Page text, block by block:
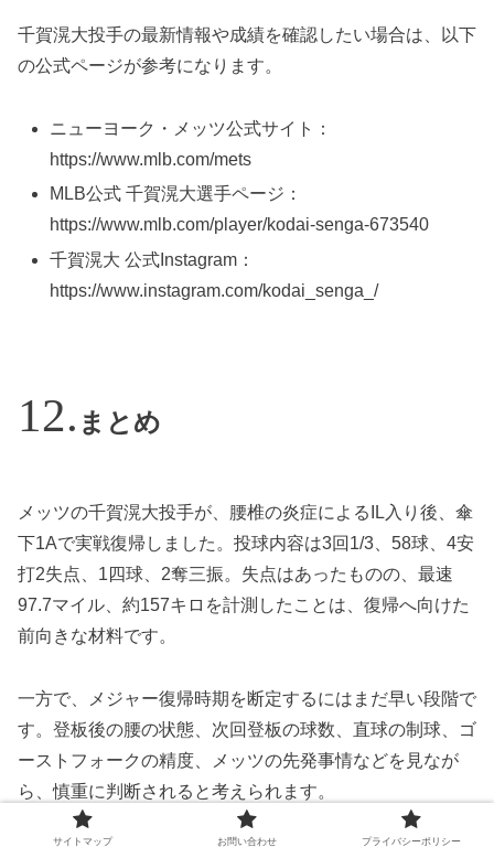
千賀滉大投手の最新情報や成績を確認したい場合は、以下
の公式ページが参考になります。
ニューヨーク・メッツ公式サイト：
https://www.mlb.com/mets
MLB公式 千賀滉大選手ページ：
https://www.mlb.com/player/kodai-senga-673540
千賀滉大 公式Instagram：
https://www.instagram.com/kodai_senga_/
まとめ
メッツの千賀滉大投手が、腰椎の炎症によるIL入り後、傘
下1Aで実戦復帰しました。投球内容は3回1/3、58球、4安
打2失点、1四球、2奪三振。失点はあったものの、最速
97.7マイル、約157キロを計測したことは、復帰へ向けた
前向きな材料です。
一方で、メジャー復帰時期を断定するにはまだ早い段階で
す。登板後の腰の状態、次回登板の球数、直球の制球、ゴ
ーストフォークの精度、メッツの先発事情などを見なが
ら、慎重に判断されると考えられます。
千賀投手は、育成出身から日本球界を代表する投手とな
サイトマップ お問い合わせ プライバシーポリシー